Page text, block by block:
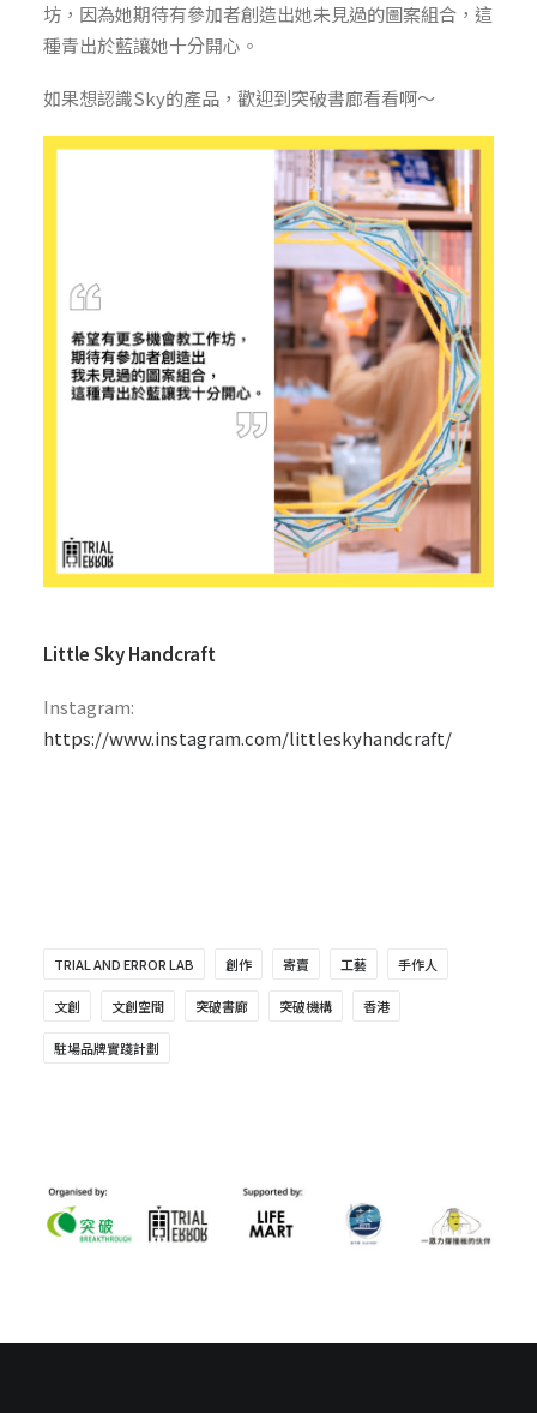
坊，因為她期待有參加者創造出她未見過的圖案組合，這
種青出於藍讓她十分開心。
如果想認識Sky的產品，歡迎到突破書廊看看啊～
Little Sky Handcraft
Instagram:
https://www.instagram.com/littleskyhandcraft/
TRIAL AND ERROR LAB 創作 寄賣 工藝 手作人
文創 文創空間 突破書廊 突破機構 香港
駐場品牌實踐計劃